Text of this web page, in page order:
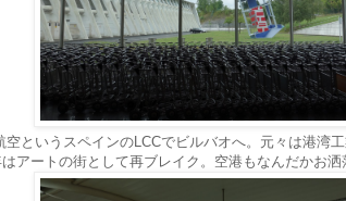
空というスペインのLCCでビルバオへ。元々は港湾
アートの街として再ブレイク。空港もなんだかお洒